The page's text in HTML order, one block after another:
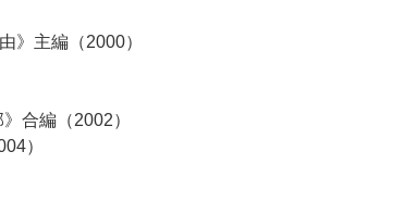
》主編（2000）
合編（2002）
）